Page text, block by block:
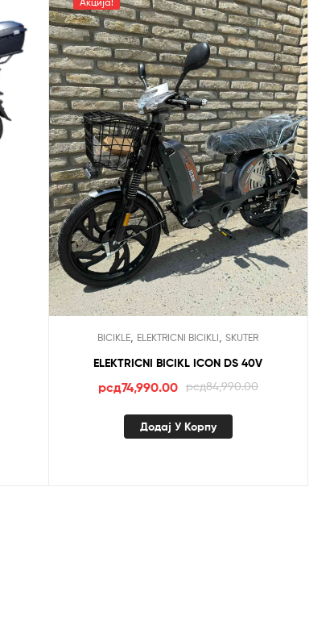
BICIKLE ELEKTRICNI BICIKLI ,SKUTER
ELEKTRICNI BICIKL ICON DS 40V
рсд84,990.00
Оригинална
је
рсд74,990.00Тренутна
је:
Додај У Корпу